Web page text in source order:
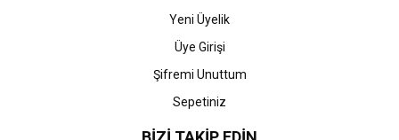
Yeni Üyelik
Üye Girişi
Şifremi Unuttum
Sepetiniz